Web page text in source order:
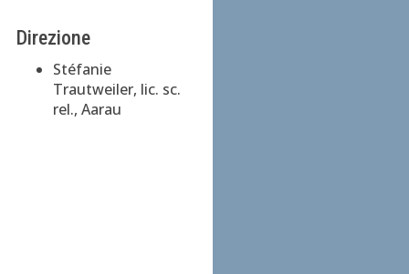
Direzione
Stéfanie
Trautweiler, lic. sc.
rel., Aarau